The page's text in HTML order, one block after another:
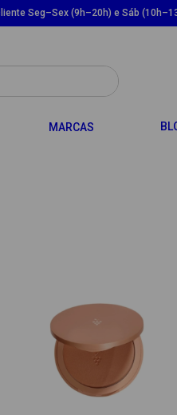
Seg–Sex (9h–20h) e Sáb
DROPDOWN
MARCAS